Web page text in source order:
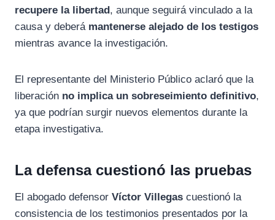
recupere la libertad, aunque seguirá vinculado a la
causa y deberá mantenerse alejado de los testigos
mientras avance la investigación.
El representante del Ministerio Público aclaró que la
liberación no implica un sobreseimiento definitivo,
ya que podrían surgir nuevos elementos durante la
etapa investigativa.
La defensa cuestionó las pruebas
El abogado defensor Víctor Villegas cuestionó la
consistencia de los testimonios presentados por la